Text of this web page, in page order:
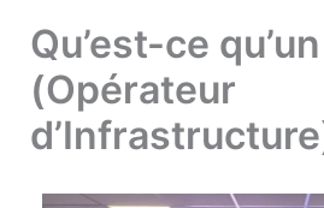
Qu’est-ce
(Opérateur